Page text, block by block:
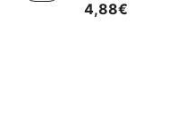
4,88€